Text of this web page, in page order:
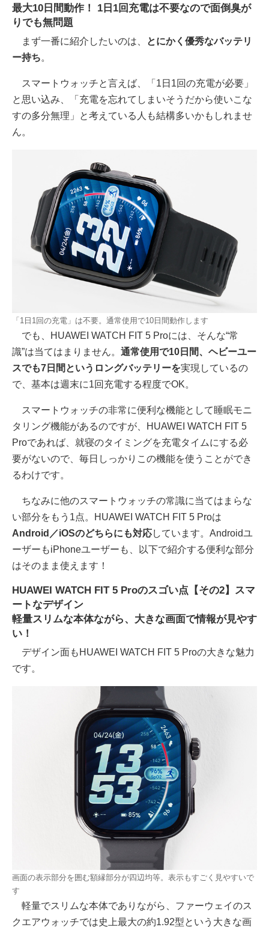
最大10日間動作！ 1日1回充電は不要なので面倒臭が
りでも無問題
まず一番に紹介したいのは、
とにかく優秀なバッテリ
ー持ち。
スマートウォッチと言えば、「1日1回の充電が必要」
と思い込み、「充電を忘れてしまいそうだから使いこな
すの多分無理」と考えている人も結構多いかもしれませ
ん。
「1日1回の充電」は不要。通常使用で10日間動作します
でも、HUAWEI WATCH FIT 5 Proには、そんな“常
識”は当てはまりません。 通常使用で10日間、ヘビーユー
スでも7日間というロングバッテリーを実現しているの
で、基本は週末に1回充電する程度でOK。
スマートウォッチの非常に便利な機能として睡眠モニ
タリング機能があるのですが、HUAWEI WATCH FIT 5
Proであれば、就寝のタイミングを充電タイムにする必
要がないので、毎日しっかりこの機能を使うことができ
るわけです。
ちなみに他のスマートウォッチの常識に当てはまらな
い部分をもう1点。HUAWEI WATCH FIT 5 Proは
Android／iOSのどちらにも対応しています。Androidユ
ーザーもiPhoneユーザーも、以下で紹介する便利な部分
はそのまま使えます！
HUAWEI WATCH FIT 5 Proのスゴい点【その2】スマ
ートなデザイン
軽量スリムな本体ながら、大きな画面で情報が見やす
い！
デザイン面もHUAWEI WATCH FIT 5 Proの大きな魅力
です。
画面の表示部分を囲む額縁部分が四辺均等。表示もすごく見やすいで
す
軽量でスリムな本体でありながら、ファーウェイのス
クエアウォッチでは史上最大の約1.92型という大きな画